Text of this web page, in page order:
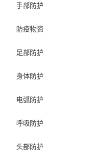
手部防护
防疫物资
足部防护
身体防护
电弧防护
呼吸防护
头部防护